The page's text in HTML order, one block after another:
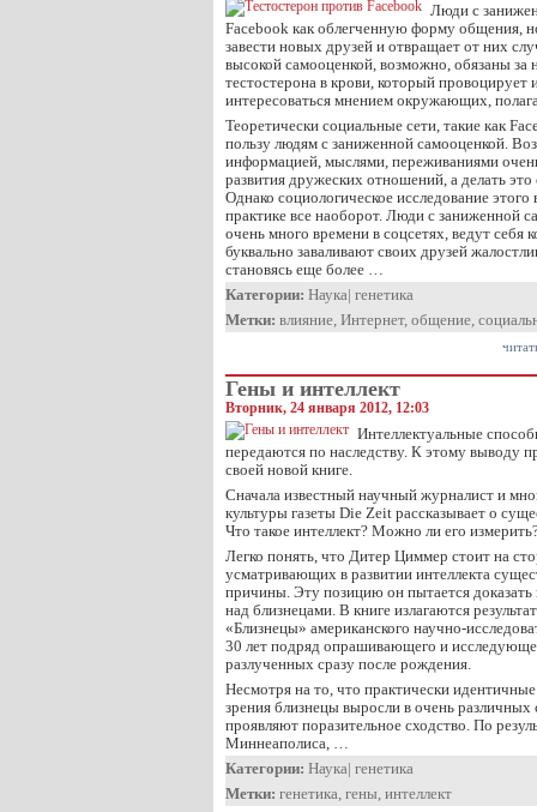
Люди с
Facebook как облегченную форму общения,
завести новых друзей и отвращает от них
высокой самооценкой, возможно, обязаны
тестостерона в крови, который провоцирует
интересоваться мнением окружающих,
Теоретически социальные сети, такие как
пользу людям с заниженной самооценкой.
информацией, мыслями, переживаниями
развития дружеских отношений, а делать
Однако социологическое исследование этого
практике все наоборот. Люди с заниженной
очень много времени в соцсетях, ведут себя
буквально заваливают своих друзей
становясь еще более …
Категории: Наука| генетика
Метки: влияние, Интернет, общение,
Гены и интеллект
Вторник, 24 января 2012, 12:03
Интеллектуальные
передаются по наследству. К этому выводу
своей новой книге.
Сначала известный научный журналист и
культуры газеты Die Zeit рассказывает о
Что такое интеллект? Можно ли его
Легко понять, что Дитер Циммер стоит на
усматривающих в развитии интеллекта
причины. Эту позицию он пытается
над близнецами. В книге излагаются
«Близнецы» американского научно-
30 лет подряд опрашивающего и
разлученных сразу после рождения.
Несмотря на то, что практически идентичные
зрения близнецы выросли в очень
проявляют поразительное сходство. По
Миннеаполиса, …
Категории: Наука| генетика
Метки: генетика, гены, интеллект